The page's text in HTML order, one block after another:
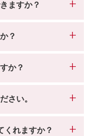
ますか？
？
か？
さい。
くれますか？